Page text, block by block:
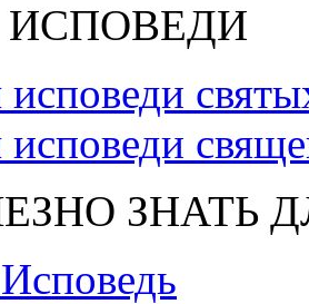
ЗНАТЬ